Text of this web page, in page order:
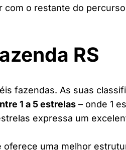
com o restante do
RS
fazendas. As suas
1 a 5 estrelas – onde 1
expressa um
uma melhor